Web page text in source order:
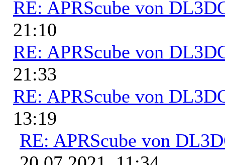
RE: APRScube von
21:10
RE: APRScube von
21:33
RE: APRScube von
13:19
RE: APRScube von